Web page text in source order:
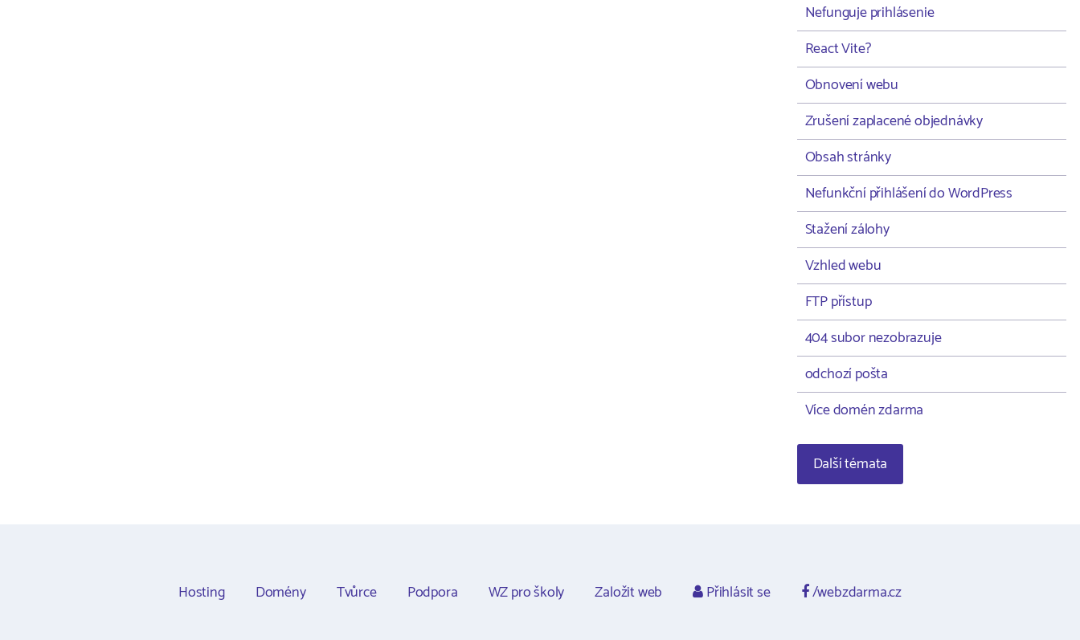
Nefunguje prihlásenie
React Vite?
Obnovení webu
Zrušení zaplacené objednávky
Obsah stránky
Nefunkční přihlášení do WordPress
Stažení zálohy
Vzhled webu
FTP přístup
404 subor nezobrazuje
odchozí pošta
Více domén zdarma
Další témata
Hosting Domény Tvůrce Podpora WZ pro školy Založit web Přihlásit se /webzdarma.cz